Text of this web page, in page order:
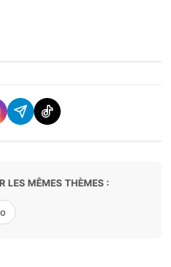
LES MÊMES THÈMES :